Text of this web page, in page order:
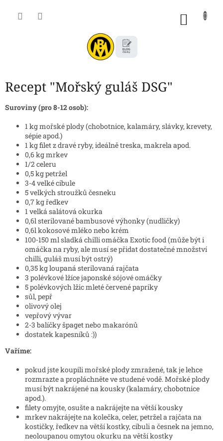
Recept "Mořský guláš DSG"
Suroviny (pro 8-12 osob):
1 kg mořské plody (chobotnice, kalamáry, slávky, krevety,
sépie apod.)
1 kg filet z dravé ryby, ideálně treska, makrela apod.
0,6 kg mrkev
1/2 celeru
0,5 kg petržel
3-4 velké cibule
5 velkých stroužků česneku
0,7 kg ředkev
1 velká salátová okurka
0,6l sterilované bambusové výhonky (nudličky)
0,6l kokosové mléko nebo krém
100-150 ml sladká chilli omáčka Exotic food (může být i
omáčka na ryby, ale musí se přidat dostatečné množství
chilli, guláš musí být ostrý)
0,35 kg loupaná sterilovaná rajčata
3 polévkové lžíce japonské sójové omáčky
5 polévkových lžic mleté červené papriky
sůl, pepř
olivový olej
vepřový vývar
2-3 balíčky špaget nebo makarónů
dostatek kapesníků :))
Vaříme:
pokud jste koupili mořské plody zmražené, tak je lehce
rozmrazte a propláchněte ve studené vodě. Mořské plody
musí být nakrájené na kousky (kalamáry, chobotnice
apod.).
filety omyjte, osušte a nakrájejte na větší kousky
mrkev nakrájejte na kolečka, celer, petržel a rajčata na
kostičky, ředkev na větší kostky, cibuli a česnek na jemno,
neoloupanou omytou okurku na větší kostky